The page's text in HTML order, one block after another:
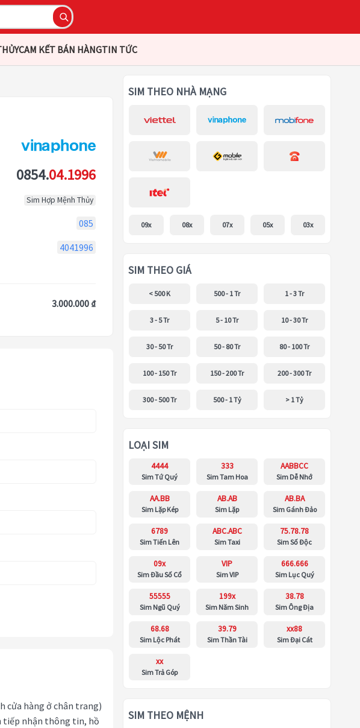
CAM KẾT BÁN HÀNGTIN TỨC
0854.04.1996
Sim Hợp Mệnh Thủy
085
4041996
3.000.000 ₫
cửa hàng ở chân trang)
tiếp nhận thông tin, hồ
SIM THEO NHÀ MẠNG
09x 08x 07x 05x 03x
SIM THEO GIÁ
< 500 K 500 - 1 Tr 1 - 3 Tr
3 - 5 Tr 5 - 10 Tr 10 - 30 Tr
30 - 50 Tr 50 - 80 Tr 80 - 100 Tr
100 - 150 Tr 150 - 200 Tr 200 - 300 Tr
300 - 500 Tr 500 - 1 Tỷ > 1 Tỷ
LOẠI SIM
4444
Sim Tứ Quý
333
Sim Tam Hoa
AABBCC
Sim Dễ Nhớ
AA.BB
Sim Lặp Kép
AB.AB
Sim Lặp
AB.BA
Sim Gánh Đảo
6789
Sim Tiến Lên
ABC.ABC
Sim Taxi
75.78.78
Sim Số Độc
09x
Sim Đầu Số Cổ
VIP
Sim VIP
666.666
Sim Lục Quý
55555
Sim Ngũ Quý
199x
Sim Năm Sinh
38.78
Sim Ông Địa
68.68
Sim Lộc Phát
39.79
Sim Thần Tài
xx88
Sim Đại Cát
xx
Sim Trả Góp
SIM THEO MỆNH